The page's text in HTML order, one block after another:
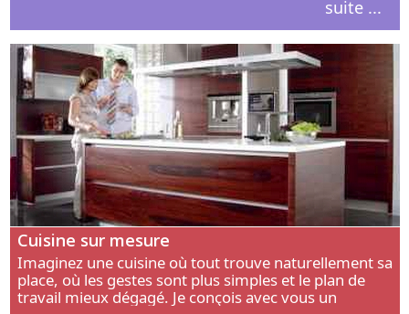
suite ...
Cuisine sur mesure
Imaginez une cuisine où tout trouve naturellement sa
place, où les gestes sont plus simples et le plan de
travail mieux dégagé. Je conçois avec vous un